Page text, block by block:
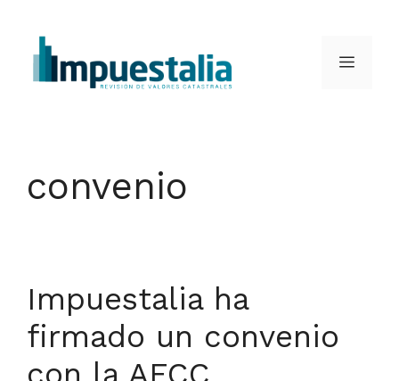
Saltar
contenido
Menú
convenio
Impuestalia ha
firmado un convenio